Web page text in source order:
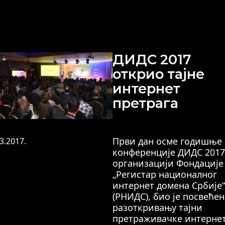
ДИДС 2017
открио тајне
интернет
претрага
Први дан осме годишње
конференције ДИДС
организацији Фондације
„Регистар националног
интернет домена Србије“
(РНИДС), био је посвећен
разоткривању тајни
претраживачке